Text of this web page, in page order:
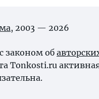
, 2003 — 2026
законом об
Tonkosti.ru